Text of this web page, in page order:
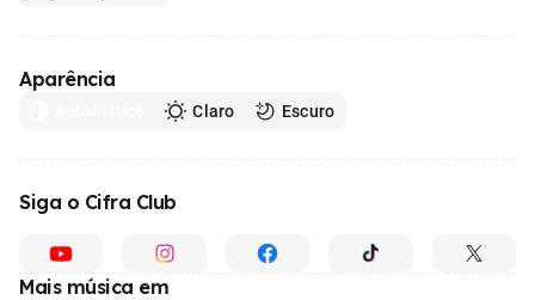
Aparência
Claro Escuro
Siga o Cifra Club
Mais música em